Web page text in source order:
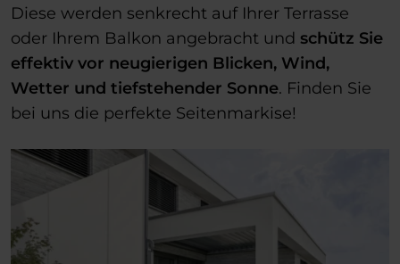
Diese werden senkrecht auf Ihrer Terrasse
oder Ihrem Balkon angebracht und schütz Sie
effektiv vor neugierigen Blicken, Wind,
Wetter und tiefstehender Sonne. Finden Sie
bei uns die perfekte Seitenmarkise!